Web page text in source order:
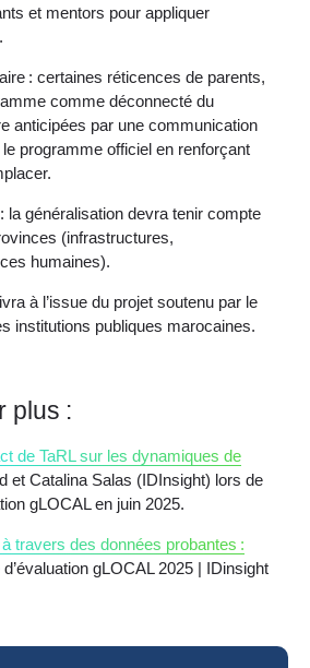
et mentors pour appliquer
: certaines réticences de parents,
comme déconnecté du
anticipées par une communication
programme officiel en renforçant
la généralisation devra tenir compte
(infrastructures,
humaines).
à l’issue du projet soutenu par le
institutions publiques marocaines.
plus :
de TaRL sur les dynamiques de
et Catalina Salas (IDInsight) lors de
gLOCAL en juin 2025.
travers des données probantes :
gLOCAL 2025 | IDinsight